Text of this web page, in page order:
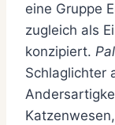
eine Gruppe
zugleich als
konzipiert.
Schlaglichter